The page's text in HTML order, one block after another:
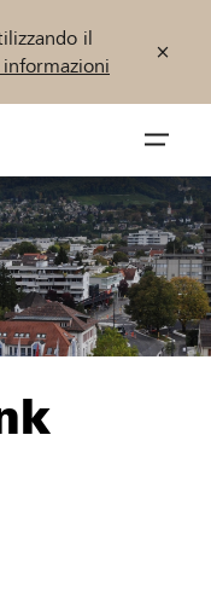
il
öffnen